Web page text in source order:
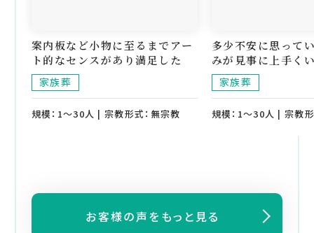
案内板など小物に至るまでアー
ト的なセンスがあり満足した
家族葬
規模：1～30人 | 宗教形式：無宗教
多少不安に思って
みが見事に上手く
家族葬
規模：1～30人 | 宗教
お客様の声をもっと見る